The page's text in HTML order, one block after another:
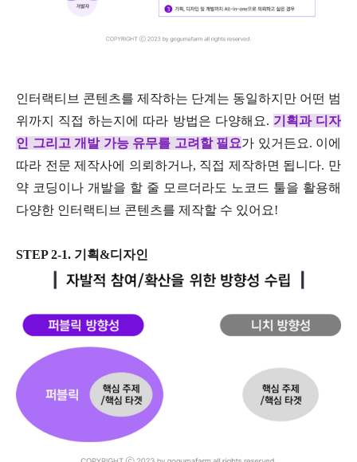
인터랙티브 콘텐츠를 제작하는 단계는 동일하지만 어떤 범
위까지 직접 하는지에 따라 방법은 다양해요. 기획과 디자
인 그리고 개발 가능 유무를 고려 할 필요가 있거든요. 이에
따라 전문 제작사에 의뢰하거나, 직접 제작하면 됩니다. 만
약 코딩이나 개발을 할 줄 모르더라도 노코드 툴을 활용해
다양한 인터랙티브 콘텐츠를 제작할 수 있어요!
STEP 2-1. 기획&디자인